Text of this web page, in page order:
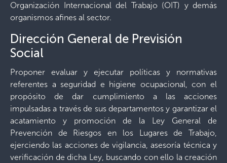
Organización Internacional del Trabajo (OIT) y demás
organismos afines al sector.
Dirección General de Previsión
Social
Proponer evaluar y ejecutar políticas y normativas
referentes a seguridad e higiene ocupacional, con el
propósito de dar cumplimiento a las acciones
impulsadas a través de sus departamentos y garantizar el
acatamiento y promoción de la Ley General de
Prevención de Riesgos en los Lugares de Trabajo,
ejerciendo las acciones de vigilancia, asesoría técnica y
verificación de dicha Ley, buscando con ello la creación